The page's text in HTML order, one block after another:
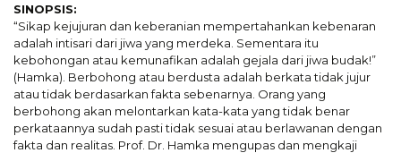
SINOPSIS:
“Sikap kejujuran dan keberanian mempertahankan kebenaran
adalah intisari dari jiwa yang merdeka. Sementara itu
kebohongan atau kemunafikan adalah gejala dari jiwa budak!”
(Hamka). Berbohong atau berdusta adalah berkata tidak jujur
atau tidak berdasarkan fakta sebenarnya. Orang yang
berbohong akan melontarkan kata-kata yang tidak benar
perkataannya sudah pasti tidak sesuai atau berlawanan dengan
fakta dan realitas. Prof. Dr. Hamka mengupas dan mengkaji